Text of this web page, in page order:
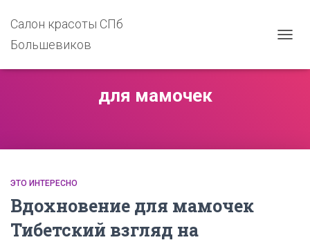
Салон красоты СПб
Большевиков
для мамочек
ЭТО ИНТЕРЕСНО
Вдохновение для мамочек
Тибетский взгляд на